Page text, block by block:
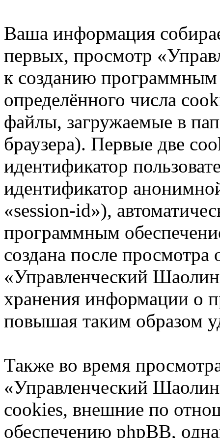
Ваша информация
первых, просмотр
к созданию
определённого числа
файлы, загружаемые в
браузера). Первые две
идентификатор
идентификатор
«session-id»),
программным
создана после
«Управленческий
хранения информации о
повышая таким образом
Также во время
«Управленческий
cookies, внешние по
обеспечению phpBB,